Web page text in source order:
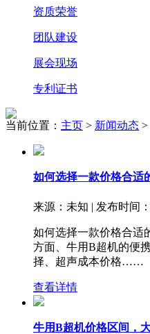
资质荣誉
团队建设
展会现场
专利证书
当前位置： 主页 > 新闻动态 >
如何选择一款价格合适
来源：未知 | 发布时间
如何选择一款价格合适
方面、牛用B超机的便
择、超声成本价格……
查看详情
牛用B超机价格区间，